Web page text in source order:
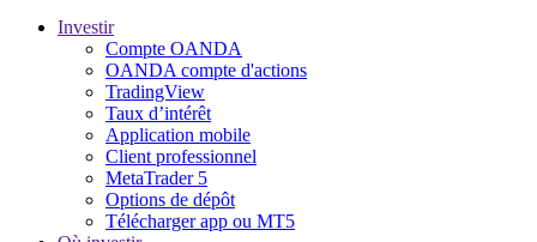
Investir
Compte OANDA
OANDA compte d'actions
TradingView
Taux d’intérêt
Application mobile
Client professionnel
MetaTrader 5
Options de dépôt
Télécharger app ou MT5